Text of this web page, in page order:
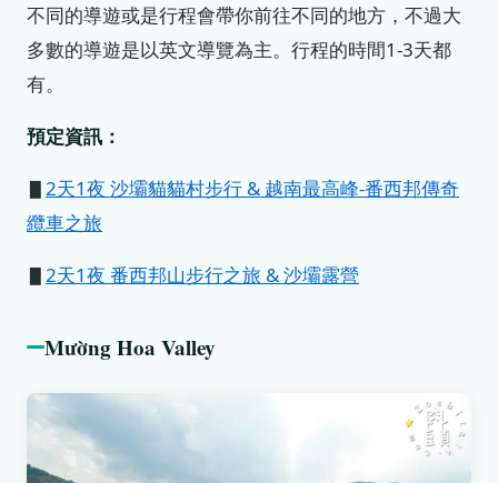
不同的導遊或是行程會帶你前往不同的地方，不過大
多數的導遊是以英文導覽為主。行程的時間1-3天都
有。
預定資訊：
▋2天1夜 沙壩貓貓村步行 & 越南最高峰-番西邦傳奇
纜車之旅
▋2天1夜 番西邦山步行之旅 & 沙壩露營
Mường Hoa Valley